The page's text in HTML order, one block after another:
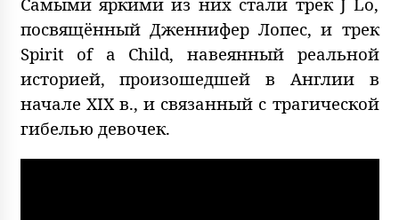
посвящённый Дженнифер Лопес, и трек
Spirit of a Child, навеянный реальной
историей, произошедшей в Англии в
начале XIX в., и связанный с трагической
гибелью девочек.